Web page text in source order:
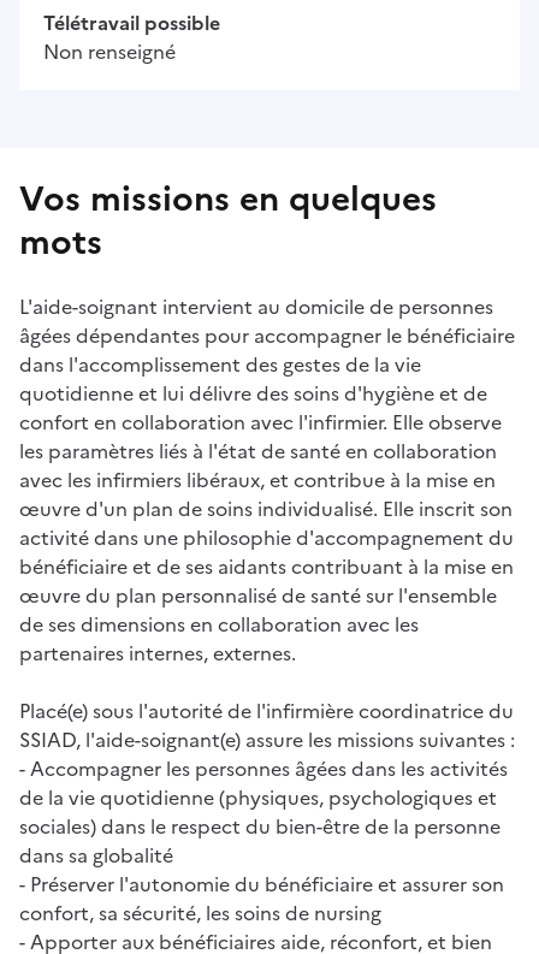
Télétravail possible
Non renseigné
Vos missions en quelques
mots
L'aide-soignant intervient au domicile de personnes
âgées dépendantes pour accompagner le bénéficiaire
dans l'accomplissement des gestes de la vie
quotidienne et lui délivre des soins d'hygiène et de
confort en collaboration avec l'infirmier. Elle observe
les paramètres liés à l'état de santé en collaboration
avec les infirmiers libéraux, et contribue à la mise en
œuvre d'un plan de soins individualisé. Elle inscrit son
activité dans une philosophie d'accompagnement du
bénéficiaire et de ses aidants contribuant à la mise en
œuvre du plan personnalisé de santé sur l'ensemble
de ses dimensions en collaboration avec les
partenaires internes, externes.
Placé(e) sous l'autorité de l'infirmière coordinatrice du
SSIAD, l'aide-soignant(e) assure les missions suivantes :
- Accompagner les personnes âgées dans les activités
de la vie quotidienne (physiques, psychologiques et
sociales) dans le respect du bien-être de la personne
dans sa globalité
- Préserver l'autonomie du bénéficiaire et assurer son
confort, sa sécurité, les soins de nursing
- Apporter aux bénéficiaires aide, réconfort, et bien